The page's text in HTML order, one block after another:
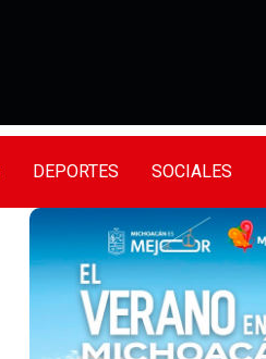
DEPORTES SOCIALES